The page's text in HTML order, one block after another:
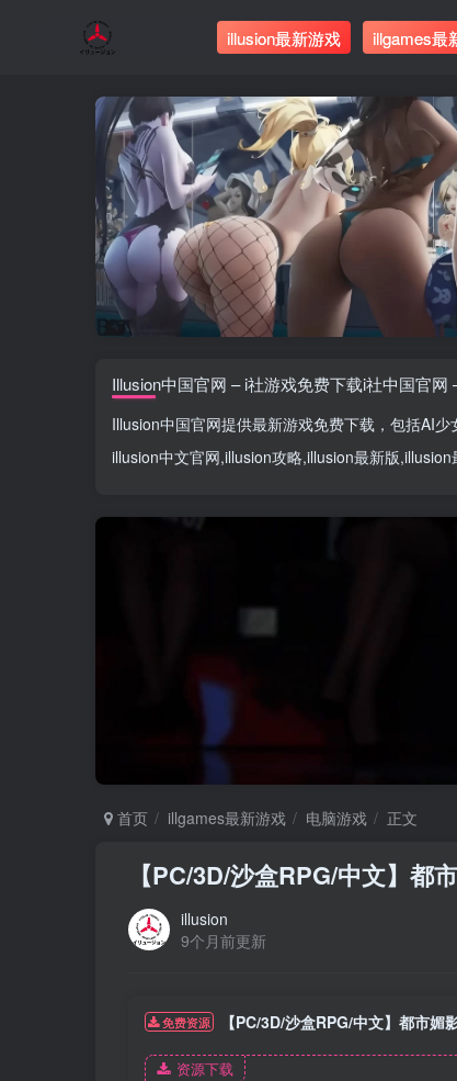
illusion最新游戏 illgames最
Illusion中国官网 – i社游戏免费下载i社中国官网
Illusion中国官网提供最新游戏免费下载，包括AI少
illusion中文官网,illusion攻略,illusion最新版,illusion
首页 illgames最新游戏 电脑游戏 正文
【PC/3D/沙盒RPG/中文】都
illusion
9个月前更新
免费资源 【PC/3D/沙盒RPG/中文】都市
资源下载